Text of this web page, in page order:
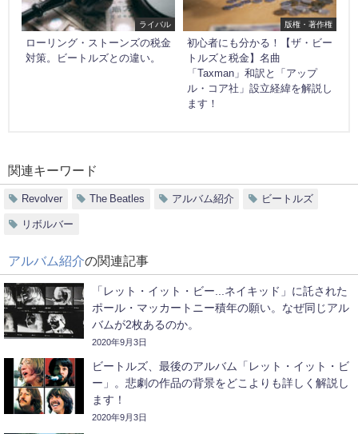
ライバル
ローリング・ストーンズの税金
対策。ビートルズとの違い。
版権・著作権
初心者にも分かる！【ザ・ビー
トルズと税金】名曲
「Taxman」和訳と「アップ
ル・コア社」設立経緯を解説し
ます！
関連キーワード
Revolver The Beatles アルバム紹介 ビートルズ
リボルバー
アルバム紹介の関連記事
「レット・イット・ビー...ネイキッド」に託された
ポール・マッカートニー積年の願い。なぜ同じアル
バムが2枚あるのか。
2020年9月3日
ビートルズ、最後のアルバム「レット・イット・ビ
ー」。悲劇の作品の背景をどこよりも詳しく解説し
ます！
2020年9月3日